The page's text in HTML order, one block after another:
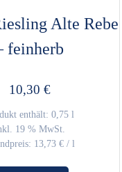
Alte Rebe
feinherb
10,30 €
enthält: 0,75 l
19 % MwSt.
13,73 €/ l